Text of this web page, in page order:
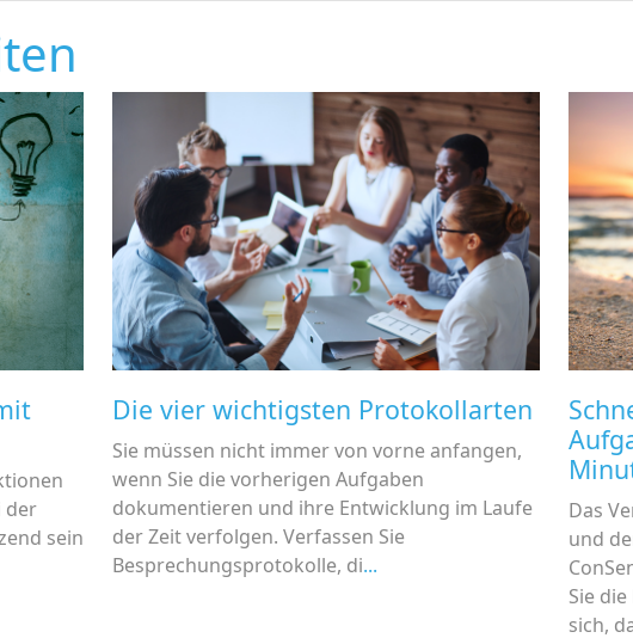
der
sein
Die vier wichtigsten Protokollarten
Sie müssen nicht immer von vorne anfangen,
wenn Sie die vorherigen Aufgaben
dokumentieren und ihre Entwicklung im Laufe
der Zeit verfolgen. Verfassen Sie
Besprechungsprotokolle, di...
Das
und
Sie
sich,